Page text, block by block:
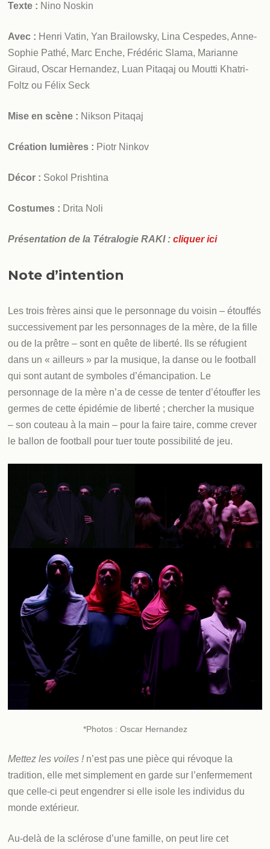
Texte : Nino Noskin
Avec : Henri Vatin, Yan Brailowsky, Lina Cespedes, Anne-
Sophie Pathé, Marc Enche, Frédéric Slama, Marianne
Giraud, Oscar Hernandez, Luan Pitaqaj ou Moutti Khatri-
Foltz ou Félix Seck
Mise en scène : Nikson Pitaqaj
Création lumières : Piotr Ninkov
Décor : Sokol Prishtina
Costumes : Drita Noli
Présentation de la Tétralogie RAKI :cliquer ici
Note d’intention
Les trois frères ainsi que le personnage du voisin – étouffés
successivement par les personnages de la mère, de la fille
ou de la prêtre – sont en quête de liberté. Ils se réfugient
dans un « ailleurs » par la musique, la danse ou le football
qui sont autant de symboles d’émancipation. Le
personnage de la mère n’a de cesse de tenter d’étouffer les
germes de cette épidémie de liberté ; chercher la musique
– son couteau à la main – pour la faire taire, comme crever
le ballon de football pour tuer toute possibilité de jeu.
*Photos : Oscar Hernandez
Mettez les voiles !n’est pas une pièce qui révoque la
tradition, elle met simplement en garde sur l’enfermement
que celle-ci peut engendrer si elle isole les individus du
monde extérieur.
Au-delà de la sclérose d’une famille, on peut lire cet